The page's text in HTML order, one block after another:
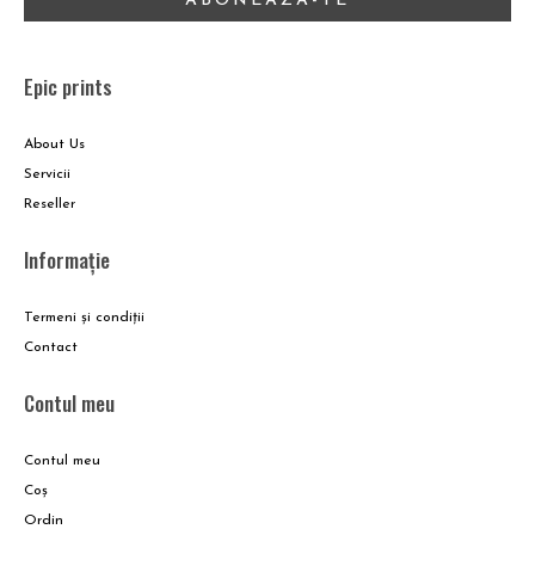
Epic prints
About Us
Servicii
Reseller
Informație
Termeni și condiții
Contact
Contul meu
Contul meu
Coş
Ordin